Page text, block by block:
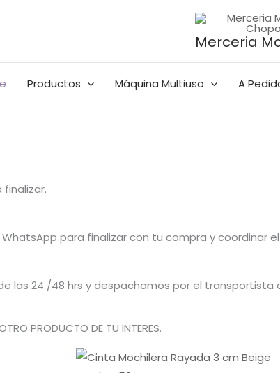
Merceria
Productos Máquina Multiuso A
para finalizar con tu compra y coordinar
las 24 /48 hrs y despachamos por el transportista
PRODUCTO DE TU INTERES.